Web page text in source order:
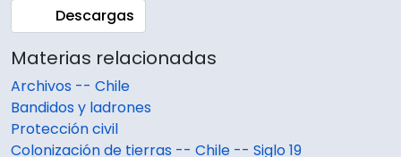
Descargas
Materias relacionadas
Archivos -- Chile
Bandidos y ladrones
Protección civil
Colonización de tierras -- Chile -- Siglo 19